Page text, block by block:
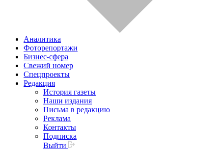
Аналитика
Фоторепортажи
Бизнес-сфера
Свежий номер
Спецпроекты
Редакция
История газеты
Наши издания
Письма в редакцию
Реклама
Контакты
Подписка
Выйти